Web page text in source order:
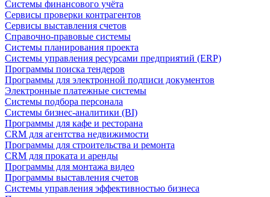
Системы финансового учёта
Сервисы проверки контрагентов
Сервисы выставления счетов
Справочно-правовые системы
Системы планирования проекта
Системы управления ресурсами предприятий (ERP)
Программы поиска тендеров
Программы для электронной подписи документов
Электронные платежные системы
Системы подбора персонала
Системы бизнес-аналитики (BI)
Программы для кафе и ресторана
CRM для агентства недвижимости
Программы для строительства и ремонта
CRM для проката и аренды
Программы для монтажа видео
Программы выставления счетов
Системы управления эффективностью бизнеса